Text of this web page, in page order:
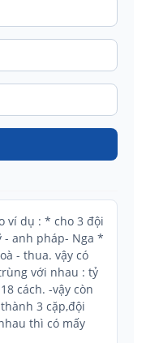
ví dụ : * cho 3 đội
- anh pháp- Nga *
- thua. vậy có
với nhau : tỷ
cách. -vậy còn
3 cặp,đội
thì có mấy